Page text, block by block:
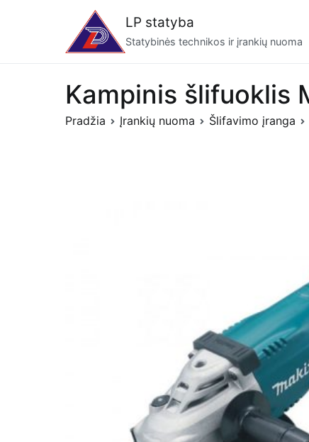
LP statyba
Statybinės technikos ir įrankių nuoma
Kampinis šlifuoklis
Pradžia Įrankių nuoma Šlifavimo įranga